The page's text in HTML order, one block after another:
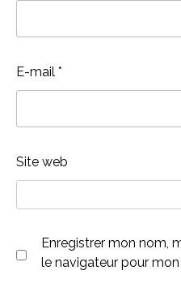
E-mail *
Site web
Enregistrer mon nom,
le navigateur pour